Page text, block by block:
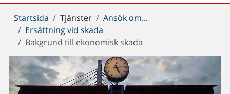
Du
är
här:
Startsida Tjänster
Ansök om...
Ersättning vid skada
Bakgrund till ekonomisk skada